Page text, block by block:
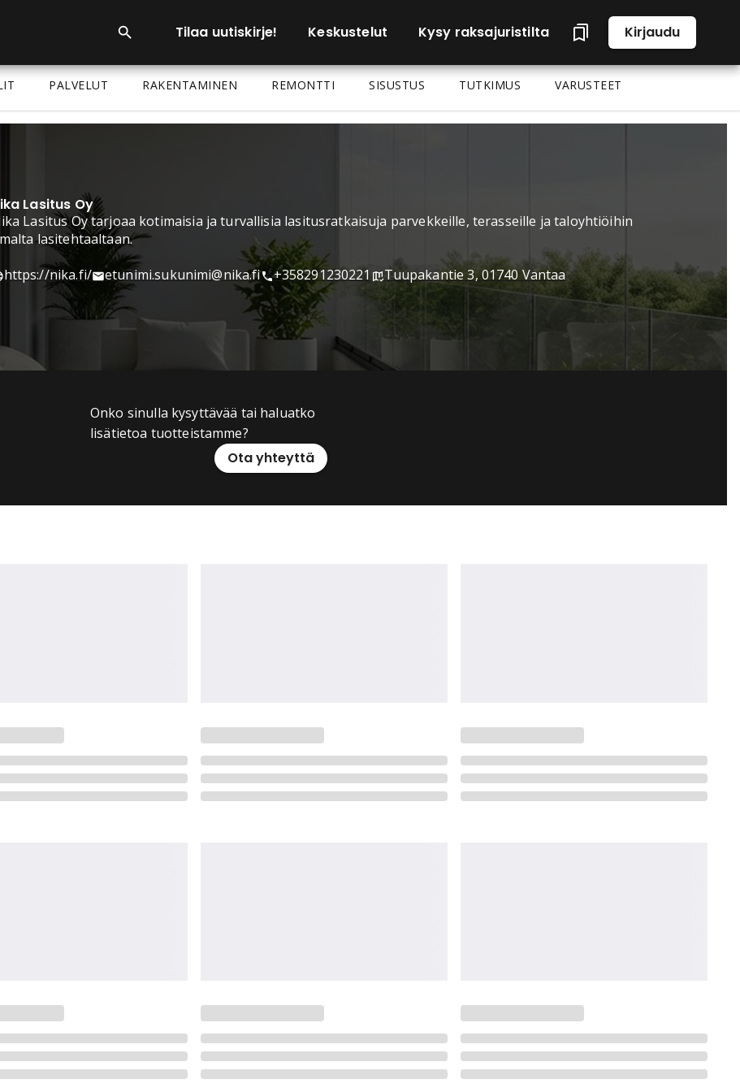
Tilaa uutiskirje! Keskustelut Kysy raksajuristilta Kirjaudu
PALVELUT RAKENTAMINEN REMONTTI SISUSTUS TUTKIMUS VARUSTEET
Lasitus Oy
Lasitus Oy tarjoaa kotimaisia ja turvallisia lasitusratkaisuja parvekkeille, terasseille ja taloyhtiöihin
lasitehtaaltaan.
https://nika.fi/
etunimi.sukunimi@nika.fi +358291230221 Tuupakantie 3, 01740 Vantaa
Onko sinulla kysyttävää tai haluatko
lisätietoa tuotteistamme?
Ota yhteyttä